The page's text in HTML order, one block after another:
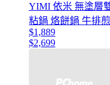
YIMI 依米 無塗層
粘鍋 烙餅鍋 牛排
$1,889
$2,699